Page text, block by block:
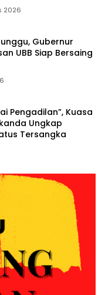
2026
Gubernur
UBB Siap Bersaing
Pengadilan”, Kuasa
Ungkap
Tersangka